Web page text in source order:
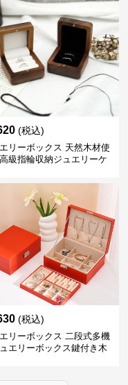
(税込)
リーボックス 天然木材使
級指輪収納ジュエリーケ
(税込)
リーボックス 二段式多機
エリーボックス鍵付き木